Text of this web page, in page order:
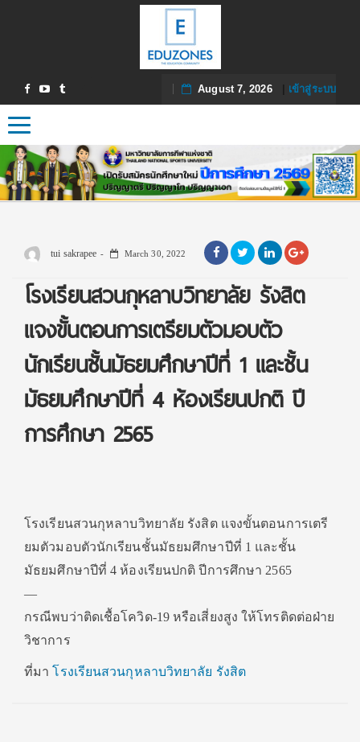
August 7, 2026| เข้าสู่ระบบ
Toggle navigation
tui sakrapee March 30, 2022
โรงเรียนสวนกุหลาบวิทยาลัย รังสิต
แจงขั้นตอนการเตรียมตัวมอบตัว
นักเรียนชั้นมัธยมศึกษาปีที่ 1 และชั้น
มัธยมศึกษาปีที่ 4 ห้องเรียนปกติ ปี
การศึกษา 2565
โรงเรียนสวนกุหลาบวิทยาลัย รังสิต แจงขั้นตอนการเตรี
ยมตัวมอบตัวนักเรียนชั้นมัธยมศึกษาปีที่ 1 และชั้น
มัธยมศึกษาปีที่ 4 ห้องเรียนปกติ ปีการศึกษา 2565
—
กรณีพบว่าติดเชื้อโควิด-19 หรือเสี่ยงสูง ให้โทรติดต่อฝ่าย
วิชาการ
ที่มาโรงเรียนสวนกุหลาบวิทยาลัย รังสิต